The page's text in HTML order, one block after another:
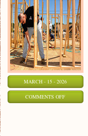
MARCH - 15 - 2026
COMMENTS OFFON